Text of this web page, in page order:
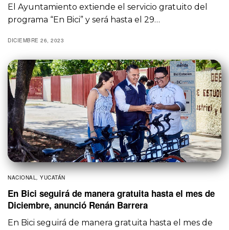
El Ayuntamiento extiende el servicio gratuito del
programa “En Bici” y será hasta el 29…
DICIEMBRE 26, 2023
NACIONAL, YUCATÁN
En Bici seguirá de manera gratuita hasta el mes de
Diciembre, anunció Renán Barrera
En Bici seguirá de manera gratuita hasta el mes de